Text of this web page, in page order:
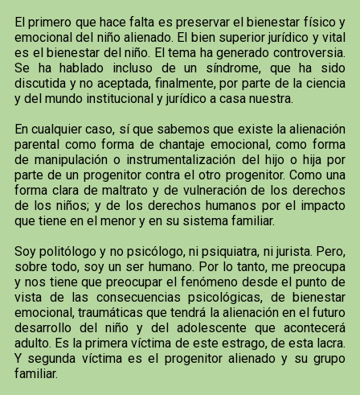
El primero que hace falta es preservar el bienestar físico y
emocional del niño alienado. El bien superior jurídico y vital
es el bienestar del niño. El tema ha generado controversia.
Se ha hablado incluso de un síndrome, que ha sido
discutida y no aceptada, finalmente, por parte de la ciencia
y del mundo institucional y jurídico a casa nuestra.
En cualquier caso, sí que sabemos que existe la alienación
parental como forma de chantaje emocional, como forma
de manipulación o instrumentalización del hijo o hija por
parte de un progenitor contra el otro progenitor. Como una
forma clara de maltrato y de vulneración de los derechos
de los niños; y de los derechos humanos por el impacto
que tiene en el menor y en su sistema familiar.
Soy politólogo y no psicólogo, ni psiquiatra, ni jurista. Pero,
sobre todo, soy un ser humano. Por lo tanto, me preocupa
y nos tiene que preocupar el fenómeno desde el punto de
vista de las consecuencias psicológicas, de bienestar
emocional, traumáticas que tendrá la alienación en el futuro
desarrollo del niño y del adolescente que acontecerá
adulto. Es la primera víctima de este estrago, de esta lacra.
Y segunda víctima es el progenitor alienado y su grupo
familiar.